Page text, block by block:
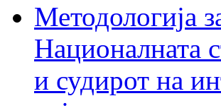
Методологија
Националната
и судирот на